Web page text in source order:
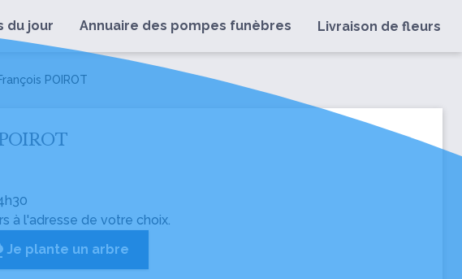
du jour Annuaire des pompes funèbres Livraison de fleurs
POIROT
à l'adresse de votre choix.
Je plante un arbre